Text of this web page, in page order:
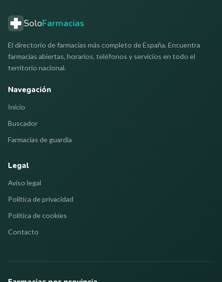
SoloFarmacias
El directorio de farmacias más completo de España. Encuentra
farmacias abiertas, horarios, teléfonos y servicios en todo el
territorio nacional.
Navegación
Inicio
Buscador
Farmacias de guardia
Legal
Aviso legal
Política de privacidad
Política de cookies
Contacto